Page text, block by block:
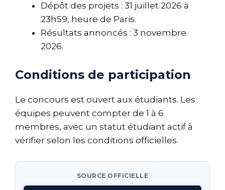
Dépôt des projets : 31 juillet 2026 à
23h59, heure de Paris.
Résultats annoncés : 3 novembre
2026.
Conditions de participation
Le concours est ouvert aux étudiants. Les
équipes peuvent compter de 1 à 6
membres, avec un statut étudiant actif à
vérifier selon les conditions officielles.
SOURCE OFFICIELLE